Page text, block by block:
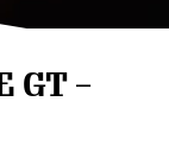
GT –